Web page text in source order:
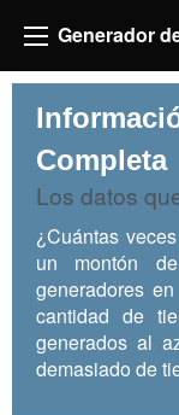
Generador
Completa
Los datos
¿Cuántas
un montón
generadores
cantidad de
generados al
demasiado de